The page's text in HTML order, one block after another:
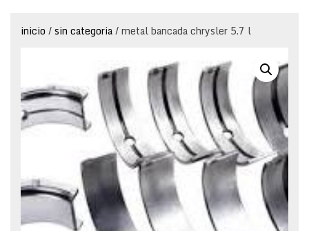
inicio /sin categoria/ metal bancada chrysler 5.7 l